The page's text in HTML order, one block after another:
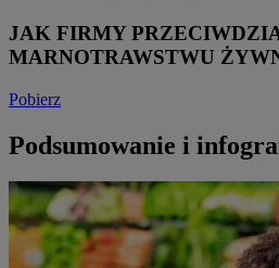
JAK FIRMY
MARNOTRAWSTWU
Pobierz
Podsumowanie i